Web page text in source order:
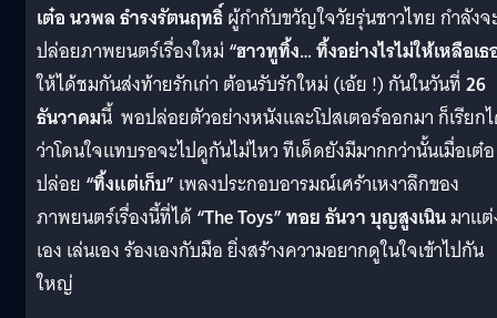
เต๋อ นวพล ธำรงรัตนฤทธิ์ผู้กำกับขวัญใจวัยรุ่นชาวไทย กำลังจ
ปล่อยภาพยนตร์เรื่องใหม่ “ฮาวทูทิ้ง… ทิ้งอย่างไรไม่ให้เหลือเธ
ให้ได้ชมกันส่งท้ายรักเก่า ต้อนรับรักใหม่ (เอ้ย !) กันในวันที่26
ธันวาคมนี้ พอปล่อยตัวอย่างหนังและโปสเตอร์ออกมา ก็เรียก
ว่าโดนใจแทบรอจะไปดูกันไม่ไหว ทีเด็ดยังมีมากกว่านั้นเมื่อเต๋อ
ปล่อย “ทิ้งแต่เก็บ” เพลงประกอบอารมณ์เศร้าเหงาลึกของ
ภาพยนตร์เรื่องนี้ที่ได้“The Toys” ทอย ธันวา บุญสูงเนินมาแ
เอง เล่นเอง ร้องเองกับมือ ยิ่งสร้างความอยากดูในใจเข้าไปกัน
ใหญ่